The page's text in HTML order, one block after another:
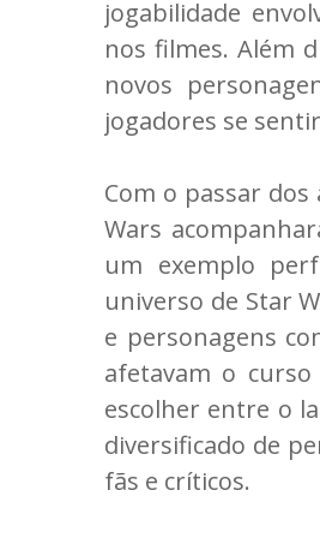
jogabilidade
nos filmes. Além
novos
jogadores se
Com o passar
Wars
um exemplo
universo de Star
e personagens
afetavam o
escolher entre o
diversificado de
fãs e críticos.